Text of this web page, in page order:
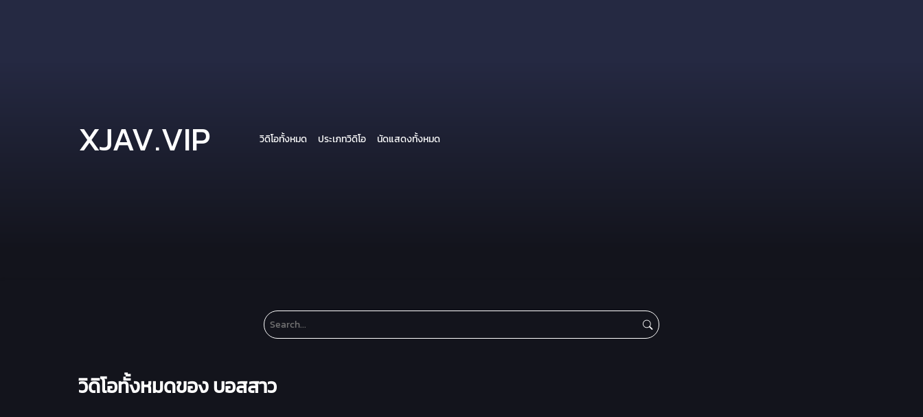
XJAV.VIP วิดิโอทั้งหมด ประเภทวิดิโอ นัดแสดงทั้งหมด
วิดิโอทั้งหมดของ บอสสาว